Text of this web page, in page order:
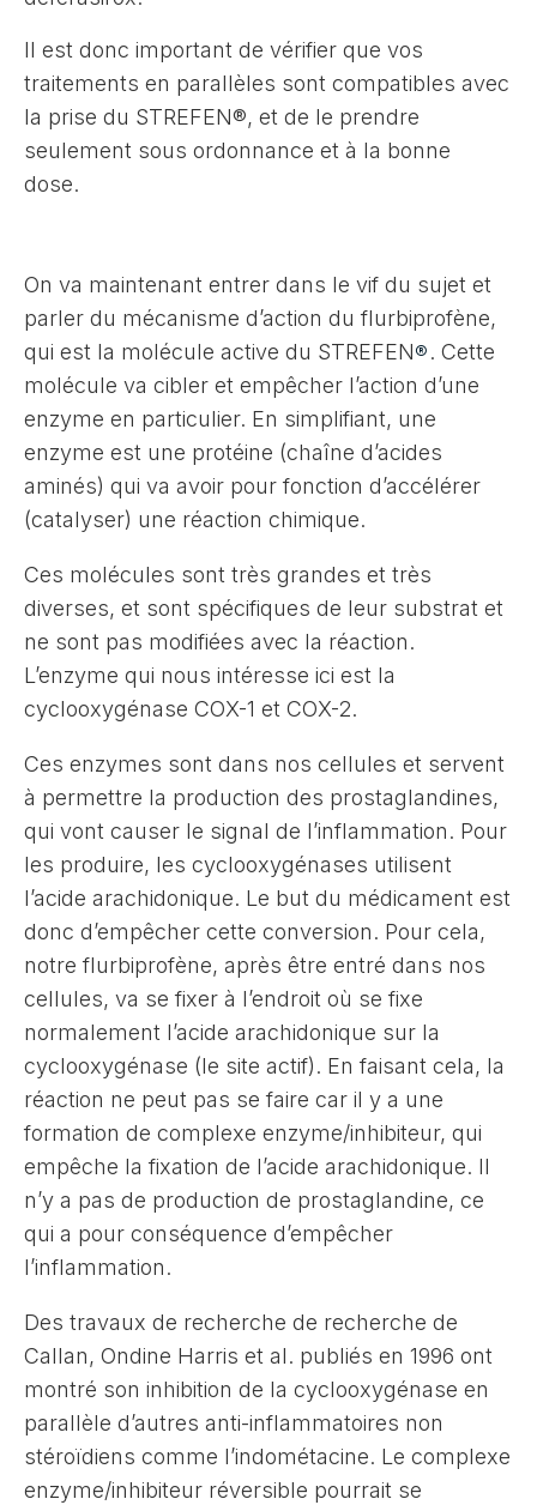
Il est donc important de vérifier que vos
traitements en parallèles sont compatibles avec
la prise du STREFEN®, et de le prendre
seulement sous ordonnance et à la bonne
dose.
On va maintenant entrer dans le vif du sujet et
parler du mécanisme d’action du flurbiprofène,
qui est la molécule active du STREFEN® . Cette
molécule va cibler et empêcher l’action d’une
enzyme en particulier. En simplifiant, une
enzyme est une protéine (chaîne d’acides
aminés) qui va avoir pour fonction d’accélérer
(catalyser) une réaction chimique.
Ces molécules sont très grandes et très
diverses, et sont spécifiques de leur substrat et
ne sont pas modifiées avec la réaction.
L’enzyme qui nous intéresse ici est la
cyclooxygénase COX-1 et COX-2.
Ces enzymes sont dans nos cellules et servent
à permettre la production des prostaglandines,
qui vont causer le signal de l’inflammation. Pour
les produire, les cyclooxygénases utilisent
l’acide arachidonique. Le but du médicament est
donc d’empêcher cette conversion. Pour cela,
notre flurbiprofène, après être entré dans nos
cellules, va se fixer à l’endroit où se fixe
normalement l’acide arachidonique sur la
cyclooxygénase (le site actif). En faisant cela, la
réaction ne peut pas se faire car il y a une
formation de complexe enzyme/inhibiteur, qui
empêche la fixation de l’acide arachidonique. Il
n’y a pas de production de prostaglandine, ce
qui a pour conséquence d’empêcher
l’inflammation.
Des travaux de recherche de recherche de
Callan, Ondine Harris et al. publiés en 1996 ont
montré son inhibition de la cyclooxygénase en
parallèle d’autres anti-inflammatoires non
stéroïdiens comme l’indométacine. Le complexe
enzyme/inhibiteur réversible pourrait se